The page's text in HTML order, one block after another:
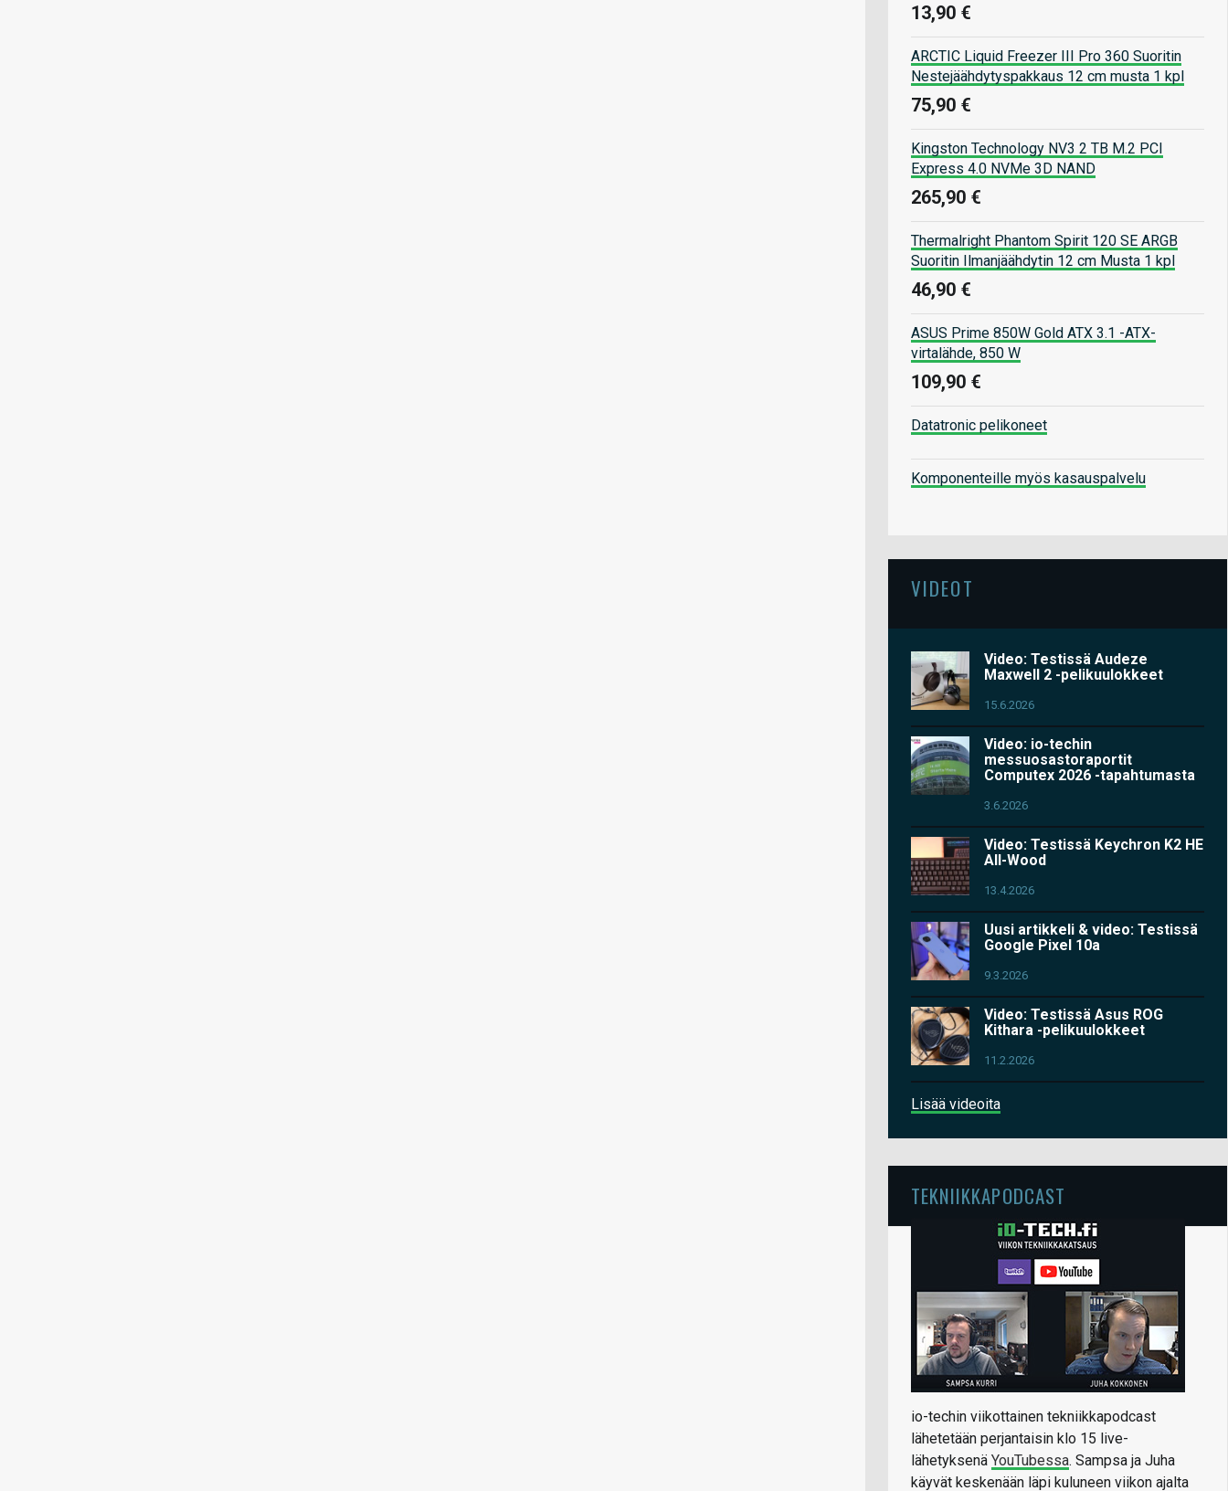
13,90 €
ARCTIC Liquid Freezer III Pro 360 Suoritin
Nestejäähdytyspakkaus 12 cm musta 1 kpl
75,90 €
Kingston Technology NV3 2 TB M.2 PCI
Express 4.0 NVMe 3D NAND
265,90 €
Thermalright Phantom Spirit 120 SE ARGB
Suoritin Ilmanjäähdytin 12 cm Musta 1 kpl
46,90 €
ASUS Prime 850W Gold ATX 3.1 -ATX-
virtalähde, 850 W
109,90 €
Datatronic pelikoneet
Komponenteille myös kasauspalvelu
VIDEOT
Video: Testissä Audeze
Maxwell 2 -pelikuulokkeet
15.6.2026
Video: io-techin
messuosastoraportit
Computex 2026 -tapahtumasta
3.6.2026
Video: Testissä Keychron K2 HE
All-Wood
13.4.2026
Uusi artikkeli & video: Testissä
Google Pixel 10a
9.3.2026
Video: Testissä Asus ROG
Kithara -pelikuulokkeet
11.2.2026
Lisää videoita
TEKNIIKKAPODCAST
io-techin viikottainen tekniikkapodcast
lähetetään perjantaisin klo 15 live-
lähetyksenä YouTubessa. Sampsa ja Juha
käyvät keskenään läpi kuluneen viikon ajalta